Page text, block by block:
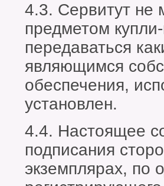
4.3. Сервитут не
предметом
передаваться
являющимся
обеспечения,
установлен.
4.4. Настоящее
подписания
экземплярах, по